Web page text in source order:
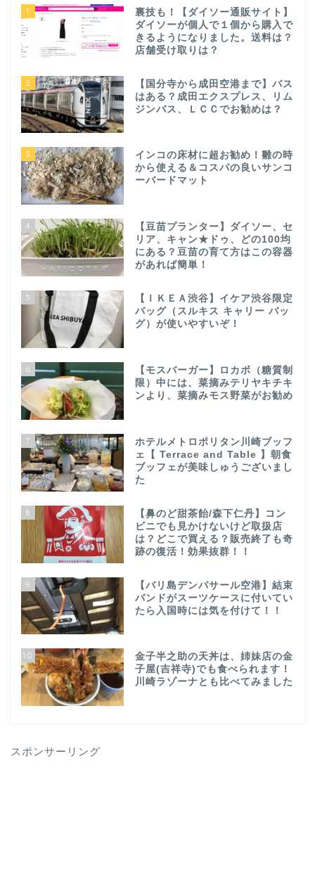
1
裏技も！【ダイソー通販サイト】
ダイソーが個人で１個から購入で
きるようになりました。送料は？
店舗受け取りは？
2
【国分寺から成田空港まで】バス
はある？成田エクスプレス、リム
ジンバス、ＬＣＣでお勧めは？
3
インコの床材に超お勧め！雛の時
から使える＆コスパの良いサンコ
ーバードマット
4
【豆苗プランター】ダイソー、セ
リア、キャン★ドゥ、どの100均
にある？豆苗の育て方はこの容器
があれば簡単！
5
【ＩＫＥＡ渋谷】イケア渋谷限定
バッグ（スルキス キャリー バッ
グ）が使いやすいぞ！
6
【モスバーガー】ロカボ（糖質制
限）中には、菜摘みテリヤキチキ
ンより、菜摘みモス野菜がお勧め
7
ホテルメトロポリタン川崎ブッフ
ェ【 Terrace and Table 】朝食
ブッフェが美味しゅうございまし
た
8
【鼻のど甜茶飴/森下仁丹】コン
ビニでも見かけないけど取扱店
は？どこで買える？販売終了も奇
跡の復活！効果抜群！！
9
【バリ島デンパサール空港】結束
バンドがスーツケースに付いてい
たら入国時には気を付けて！！
10
金子半之助の天丼は、姉妹店の金
子屋(吉祥寺)でも食べられます！
川崎ラゾーナとも比べてみました
スポンサーリング